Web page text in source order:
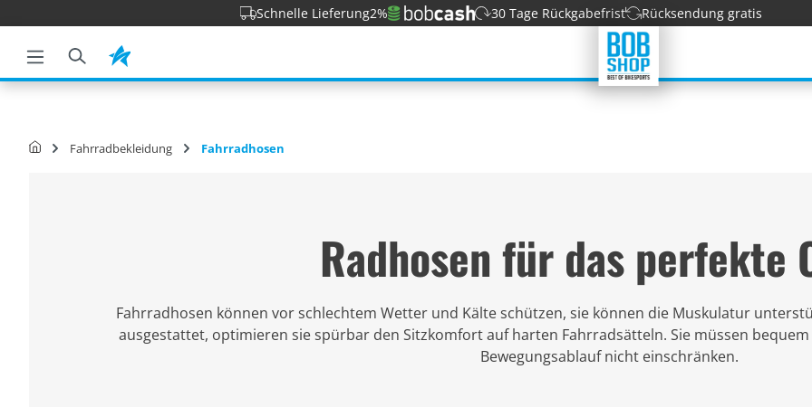
Zur Hauptnavigation springenSchnelle Lieferung2% 30 Tage Rückgabefrist Rücksendung gratis
Fahrradbekleidung Fahrradhosen
Radhosen für das perfekte
Fahrradhosen können vor schlechtem Wetter und Kälte schützen, sie können die Muskulatur
ausgestattet, optimieren sie spürbar den Sitzkomfort auf harten Fahrradsätteln. Sie müssen
Bewegungsablauf nicht einschränken.